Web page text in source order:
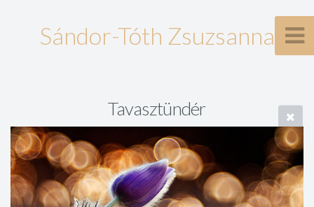
Sándor-Tóth Zsuzsanna
Tavasztündér